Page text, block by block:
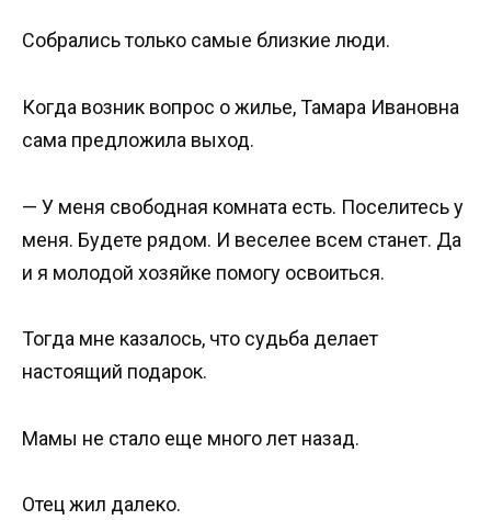
Собрались только самые близкие люди.
Когда возник вопрос о жилье, Тамара Ивановна
сама предложила выход.
— У меня свободная комната есть. Поселитесь у
меня. Будете рядом. И веселее всем станет. Да
и я молодой хозяйке помогу освоиться.
Тогда мне казалось, что судьба делает
настоящий подарок.
Мамы не стало еще много лет назад.
Отец жил далеко.